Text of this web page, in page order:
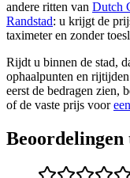
andere ritten van Dutch
Randstad: u krijgt de
taximeter en zonder
Rijdt u binnen de stad,
ophaalpunten en
eerst de bedragen zien,
of de vaste prijs voor
Beoordelingen